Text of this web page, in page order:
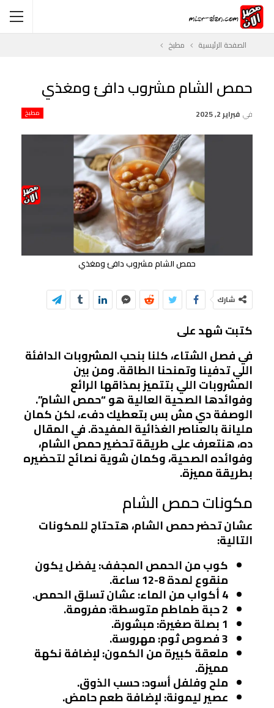
الصفحة الرئيسية مطبخ
حمص الشام مشروب دافئ ومغذي
مطبخ في فبراير 2, 2025
حمص الشام مشروب دافئ ومغذي
شارك
كتبت شهد على
في فصل الشتاء، كلنا بنحب المشروبات الدافئة
اللي تدفينا وتمنحنا الطاقة. ومن بين
المشروبات اللي بتتميز بمذاقها الرائع
وفوائدها الصحية العالية هو “حمص الشام”.
الوصفة دي مش بس بتعطيك دفء، لكن كمان
مليانة بالعناصر الغذائية المفيدة. في المقال
ده، هنتعرف على طريقة تحضير حمص الشام،
وفوائده الصحية، وكمان شوية نصائح لتحضيره
بطريقة مميزة.
مكونات حمص الشام
عشان تحضر حمص الشام، هتحتاج للمكونات
التالية:
كوب من الحمص المجفف: يفضل يكون
منقوع لمدة 8-12 ساعة.
4 أكواب من الماء : عشان تسلق الحمص.
2 حبة طماطم متوسطة : مفرومة.
1 بصلة صغيرة : مبشورة.
3 فصوص ثوم : مهروسة.
ملعقة كبيرة من الكمون: لإضافة نكهة
مميزة.
ملح وفلفل أسود: حسب الذوق.
عصير ليمونة: لإضافة طعم حامض.